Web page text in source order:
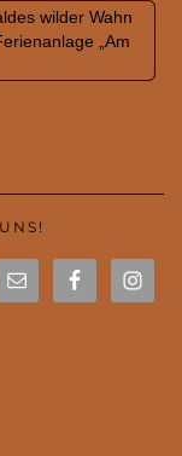
wilder Wahn
„Am